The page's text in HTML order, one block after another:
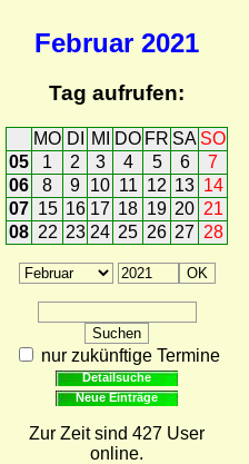
Februar 2021
Tag aufrufen:
MO DI MI DO FR SA SO
05
1 2 3 4 5 6
7
06
8 9 10 11 12 13 14
07 15 16 17 18 19 20 21
08 22 23 24 25 26 27 28
nur zukünftige Termine
Detailsuche
Neue Einträge
Zur Zeit sind 427 User
online.